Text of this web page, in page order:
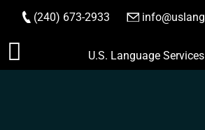
Saltar
(240) 673-2933
U.S. Language